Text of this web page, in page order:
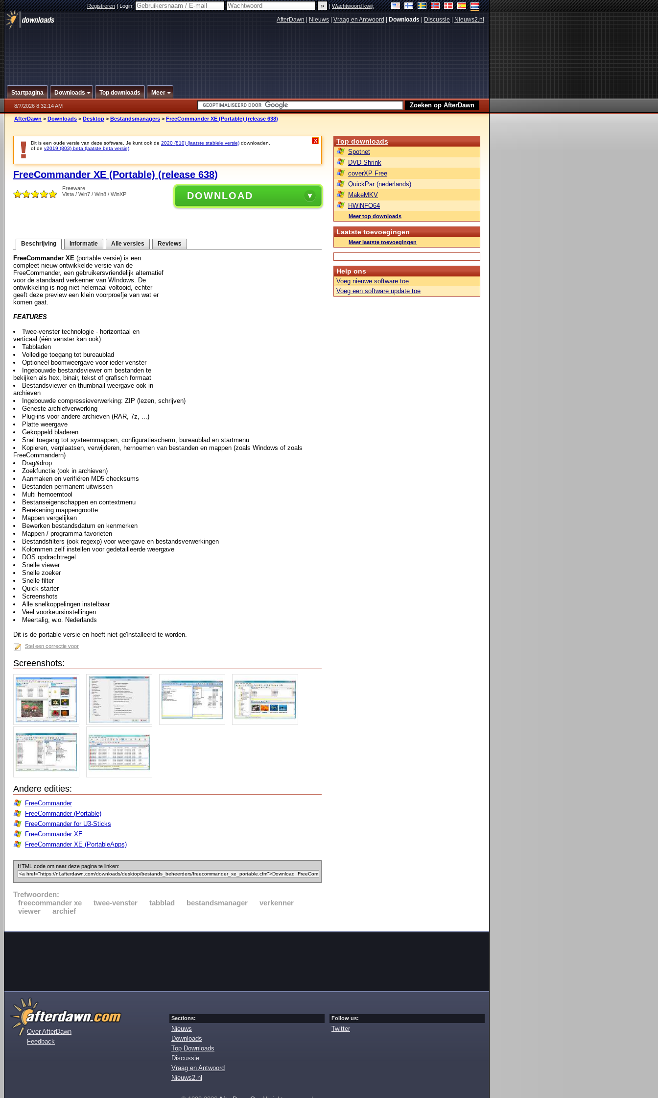
Registreren|Login: |Wachtwoord kwijt
AfterDawn Nieuws Vraag en Antwoord Downloads Discussie Nieuws2.nl
Startpagina Downloads Top downloads Meer
8/7/2026 8:32:14 AM
AfterDawn > Downloads > Desktop > Bestandsmanagers > FreeCommander XE (Portable) (release 638)
Dit is een oude versie van deze software. Je kunt ook de 2020 (810) (laatste stabiele versie) downloaden.
of de v2019 (803) beta (laatste beta versie)
X
FreeCommander XE (Portable) (release 638)
Freeware
Vista / Win7 / Win8 / WinXP
DOWNLOAD
Beschrijving Informatie Alle versies Reviews
FreeCommander XE (portable versie) is een
compleet nieuw ontwikkelde versie van de
FreeCommander, een gebruikersvriendelijk alternatief
voor de standaard verkenner van WIndows. De
ontwikkeling is nog niet helemaal voltooid, echter
geeft deze preview een klein voorproefje van wat er
komen gaat.
FEATURES
Twee-venster technologie - horizontaal en
verticaal (één venster kan ook)
Tabbladen
Volledige toegang tot bureaublad
Optioneel boomweergave voor ieder venster
Ingebouwde bestandsviewer om bestanden te
bekijken als hex, binair, tekst of grafisch formaat
Bestandsviewer en thumbnail weergave ook in
archieven
Ingebouwde compressieverwerking: ZIP (lezen, schrijven)
Geneste archiefverwerking
Plug-ins voor andere archieven (RAR, 7z, ...)
Platte weergave
Gekoppeld bladeren
Snel toegang tot systeemmappen, configuratiescherm, bureaublad en startmenu
Kopieren, verplaatsen, verwijderen, hernoemen van bestanden en mappen (zoals Windows of zoals
FreeCommandern)
Drag&drop
Zoekfunctie (ook in archieven)
Aanmaken en verifiëren MD5 checksums
Bestanden permanent uitwissen
Multi hernoemtool
Bestanseigenschappen en contextmenu
Berekening mappengrootte
Mappen vergelijken
Bewerken bestandsdatum en kenmerken
Mappen / programma favorieten
Bestandsfilters (ook regexp) voor weergave en bestandsverwerkingen
Kolommen zelf instellen voor gedetailleerde weergave
DOS opdrachtregel
Snelle viewer
Snelle zoeker
Snelle filter
Quick starter
Screenshots
Alle snelkoppelingen instelbaar
Veel voorkeursinstellingen
Meertalig, w.o. Nederlands
Dit is de portable versie en hoeft niet geïnstalleerd te worden.
Stel een correctie voor
Screenshots:
Andere edities:
FreeCommander
FreeCommander (Portable)
FreeCommander for U3-Sticks
FreeCommander XE
FreeCommander XE (PortableApps)
HTML code om naar deze pagina te linken:
Trefwoorden:
freecommander xe
twee-venster tabblad bestandsmanager
verkenner
viewer
archief
Top downloads
Spotnet
DVD Shrink
coverXP Free
QuickPar (nederlands)
MakeMKV
HWiNFO64
Meer top downloads
Laatste toevoegingen
Meer laatste toevoegingen
Help ons
Voeg nieuwe software toe
Voeg een software update toe
Over AfterDawn
Feedback
Sections:
Nieuws
Downloads
Top Downloads
Discussie
Vraag en Antwoord
Nieuws2.nl
Follow us:
Twitter